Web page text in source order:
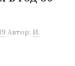
Автор: И.